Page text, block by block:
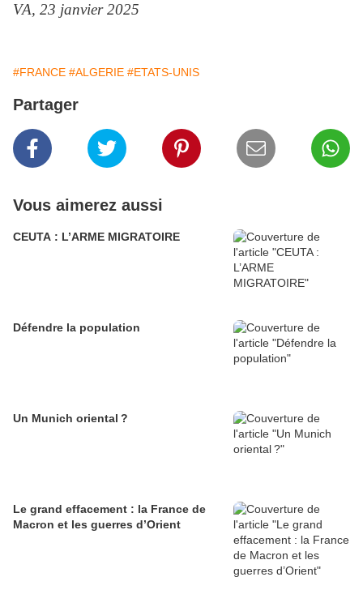
VA, 23 janvier 2025
#FRANCE #ALGERIE #ETATS-UNIS
Partager
Vous aimerez aussi
CEUTA : L’ARME MIGRATOIRE
Défendre la population
Un Munich oriental ?
Le grand effacement : la France de
Macron et les guerres d’Orient